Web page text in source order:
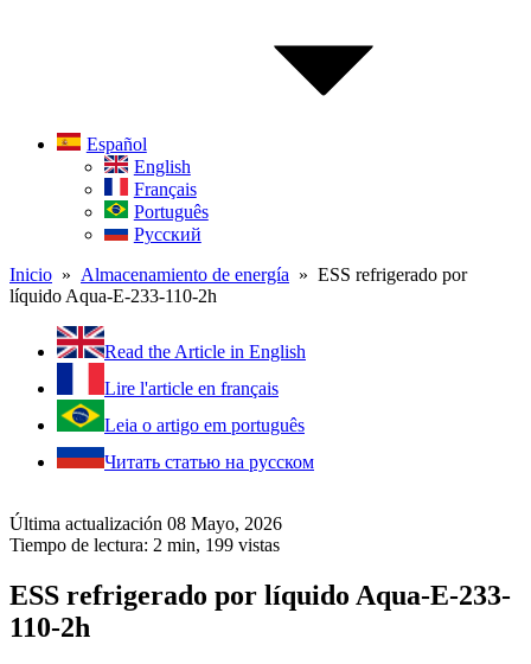
Español
English
Français
Português
Русский
Inicio » Almacenamiento de energía » ESS refrigerado por
líquido Aqua-E-233-110-2h
Read the Article in English
Lire l'article en français
Leia o artigo em português
Читать статью на русском
Última actualización 08 Mayo, 2026
Tiempo de lectura: 2 min, 199 vistas
ESS refrigerado por líquido Aqua-E-233-
110-2h